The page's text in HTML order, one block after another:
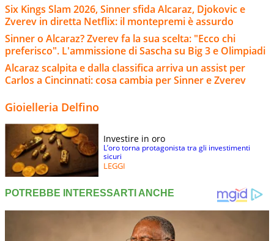
Six Kings Slam 2026, Sinner sfida Alcaraz, Djokovic e
Zverev in diretta Netflix: il montepremi è assurdo
Sinner o Alcaraz? Zverev fa la sua scelta: "Ecco chi
preferisco". L'ammissione di Sascha su Big 3 e Olimpiadi
Alcaraz scalpita e dalla classifica arriva un assist per
Carlos a Cincinnati: cosa cambia per Sinner e Zverev
Gioielleria Delfino
Investire in oro
L’oro torna protagonista tra gli investimenti
sicuri
LEGGI